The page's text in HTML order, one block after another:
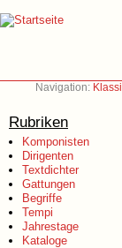
Navigation:
Rubriken
Komponisten
Dirigenten
Textdichter
Gattungen
Begriffe
Tempi
Jahrestage
Kataloge